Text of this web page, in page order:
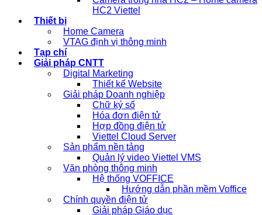
HC2 Viettel
Thiết bị
Home Camera
VTAG định vị thông minh
Tạp chí
Giải pháp CNTT
Digital Marketing
Thiết kế Website
Giải pháp Doanh nghiệp
Chữ ký số
Hóa đơn điện tử
Hợp đồng điện tử
Viettel Cloud Server
Sản phẩm nền tảng
Quản lý video Viettel VMS
Văn phòng thông minh
Hệ thống VOFFICE
Hướng dẫn phần mềm Voffice
Chính quyền điện tử
Giải pháp Giáo dục